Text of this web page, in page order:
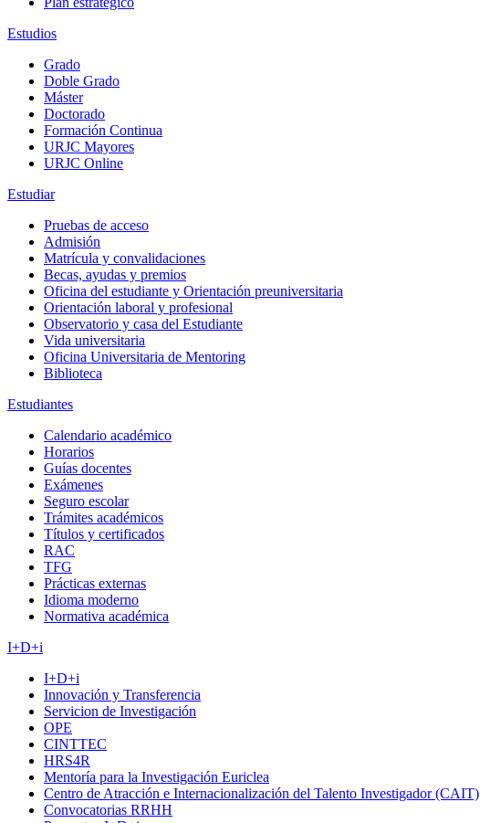
Estudios
Grado
Doble Grado
Máster
Doctorado
Formación Continua
URJC Mayores
URJC Online
Estudiar
Pruebas de acceso
Admisión
Matrícula y convalidaciones
Becas, ayudas y premios
Oficina del estudiante y Orientación preuniversitaria
Orientación laboral y profesional
Observatorio y casa del Estudiante
Vida universitaria
Oficina Universitaria de Mentoring
Biblioteca
Estudiantes
Calendario académico
Horarios
Guías docentes
Exámenes
Seguro escolar
Trámites académicos
Títulos y certificados
RAC
TFG
Prácticas externas
Idioma moderno
Normativa académica
I+D+i
I+D+i
Innovación y Transferencia
Servicion de Investigación
OPE
CINTTEC
HRS4R
Mentoría para la Investigación Euriclea
Centro de Atracción e Internacionalización del Talento Investigador (CAIT)
Convocatorias RRHH